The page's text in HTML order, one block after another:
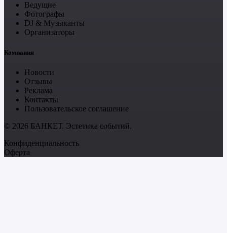
Ведущие
Фотографы
DJ & Музыканты
Организаторы
Компания
Новости
Отзывы
Реклама
Контакты
Пользовательское соглашение
© 2026 БАНКЕТ. Эстетика событий.
Конфиденциальность
Оферта